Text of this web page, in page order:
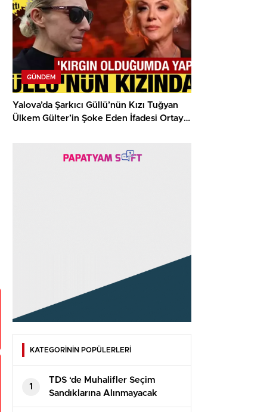
GÜNDEM
Yalova’da Şarkıcı Güllü’nün Kızı Tuğyan
Ülkem Gülter’in Şoke Eden İfadesi Ortaya
KATEGORİNİN POPÜLERLERİ
1
TDS ‘de Muhalifler Seçim
Sandıklarına Alınmayacak
İddiası